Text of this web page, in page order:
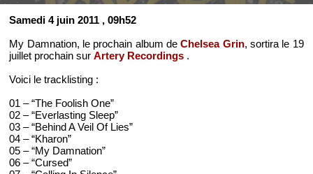
Samedi 4 juin 2011 , 09h52
My Damnation, le prochain album deChelsea Grin, sortira le 19
juillet prochain surArtery Recordings .
Voici le tracklisting :
01 – “The Foolish One”
02 – “Everlasting Sleep”
03 – “Behind A Veil Of Lies”
04 – “Kharon”
05 – “My Damnation”
06 – “Cursed”